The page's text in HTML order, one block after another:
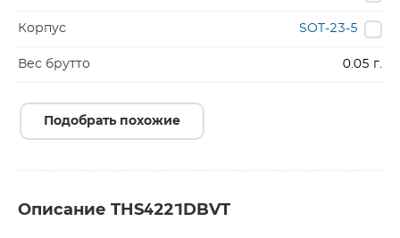
Корпус SOT-23-5
Вес брутто 0.05 г.
Подобрать похожие
Описание THS4221DBVT